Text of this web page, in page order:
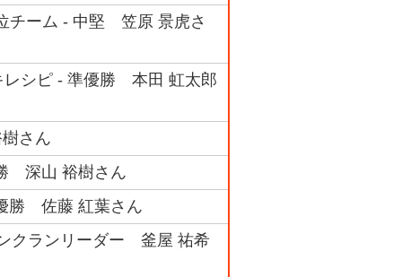
チーム - 中堅 笠原 景虎さ
レシピ - 準優勝 本田 虹太郎
さん
深山 裕樹さん
勝 佐藤 紅葉さん
クランリーダー 釜屋 祐希